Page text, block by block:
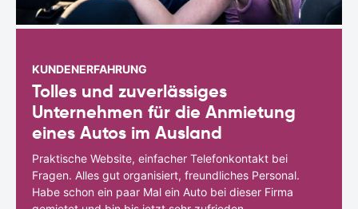
KUNDENERFAHRUNG
Tolles und zuverlässiges
Unternehmen für die Anmietung
eines Autos im Ausland
Praktische Website, einfacher Telefonkontakt bei
Fragen. Alles gut organisiert, freundliches Personal.
Habe schon ein paar Mal ein Auto bei dieser Firma